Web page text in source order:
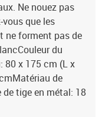
Ne nouez pas
vous que les
ne forment pas de
du
80 x 175 cm (L x
de
tige en métal: 18